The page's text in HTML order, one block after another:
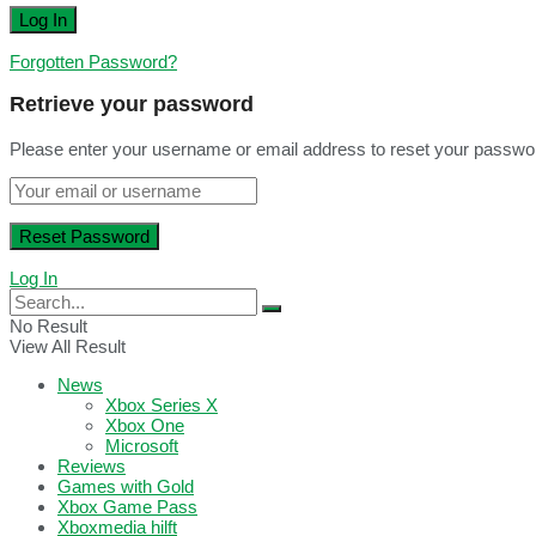
Forgotten Password?
Retrieve your password
Please enter your username or email address to reset your
Log In
No Result
View All Result
News
Xbox Series X
Xbox One
Microsoft
Reviews
Games with Gold
Xbox Game Pass
Xboxmedia hilft